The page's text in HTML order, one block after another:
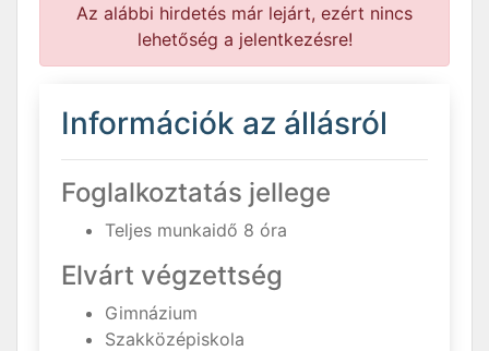
Az alábbi hirdetés már lejárt, ezért nincs
lehetőség a jelentkezésre!
Információk az állásról
Foglalkoztatás jellege
Teljes munkaidő 8 óra
Elvárt végzettség
Gimnázium
Szakközépiskola